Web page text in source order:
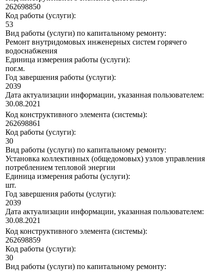
262698850
Код работы (услуги):
53
Вид работы (услуги) по капитальному ремонту:
Ремонт внутридомовых инженерных систем горячего
водоснабжения
Единица измерения работы (услуги):
пог.м.
Год завершения работы (услуги):
2039
Дата актуализации информации, указанная пользователем:
30.08.2021
Код конструктивного элемента (системы):
262698861
Код работы (услуги):
30
Вид работы (услуги) по капитальному ремонту:
Установка коллективных (общедомовых) узлов управления
потреблением тепловой энергии
Единица измерения работы (услуги):
шт.
Год завершения работы (услуги):
2039
Дата актуализации информации, указанная пользователем:
30.08.2021
Код конструктивного элемента (системы):
262698859
Код работы (услуги):
30
Вид работы (услуги) по капитальному ремонту: